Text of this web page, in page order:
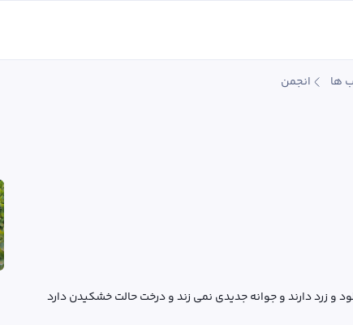
ها انجمن
و زرد دارند و جوانه جدیدی نمی زند و درخت حالت خشکیدن دارد